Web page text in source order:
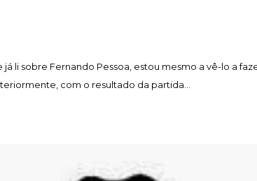
li sobre Fernando Pessoa, estou mesmo a vê-lo a
com o resultado da partida...